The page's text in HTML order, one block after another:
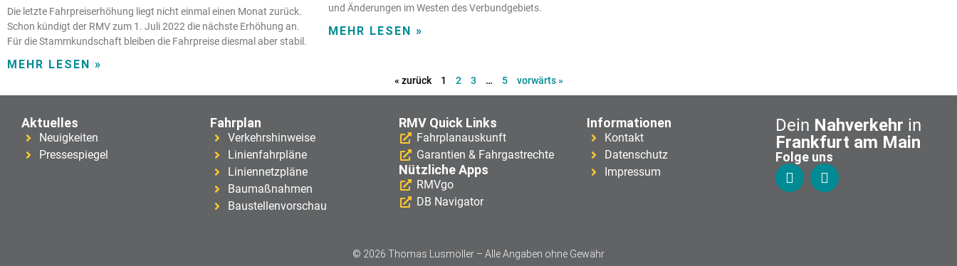
Die letzte Fahrpreiserhöhung liegt nicht einmal einen Monat zurück.
Schon kündigt der RMV zum 1. Juli 2022 die nächste Erhöhung an.
Für die Stammkundschaft bleiben die Fahrpreise diesmal aber stabil.
MEHR LESEN »
und Änderungen im Westen des Verbundgebiets.
MEHR LESEN »
« zurück 1 2 3 … 5 vorwärts »
Aktuelles
Neuigkeiten
Pressespiegel
Fahrplan
Verkehrshinweise
Linienfahrpläne
Liniennetzpläne
Baumaßnahmen
Baustellenvorschau
RMV Quick Links
Fahrplanauskunft
Garantien & Fahrgastrechte
Nützliche Apps
RMVgo
DB Navigator
Informationen
Kontakt
Datenschutz
Impressum
Dein Nahverkehr in
Frankfurt am Main
Folge uns
© 2026 Thomas Lusmöller – Alle Angaben ohne Gewähr